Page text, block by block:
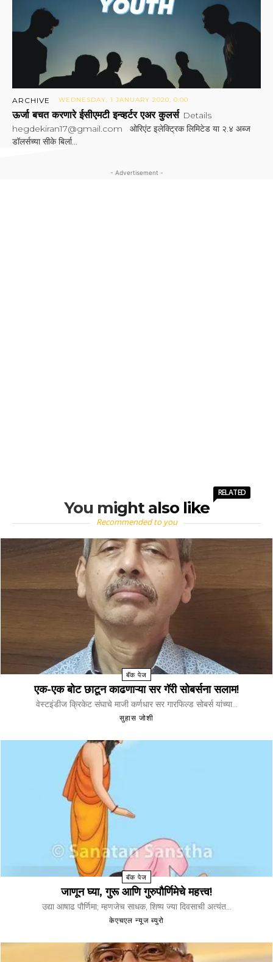
ARCHIVE WEDNESDAY, 1 JANUARY 2020, 0:00
ऊर्जा बचत करणारे ईसीएमटी इन्व्हर्टर एअर कुलर्स Details
hegdekiran17@gmail.com ओरिएंट इलेक्ट्रिक लिमिटेड या २.४ अब्ज
डॉलर्सच्या सीके बिर्ला...
- Advertisement -
You might also like
RELATED
Recommended to you
बॅक पेज
एक-एक बोट छाटून काढणाऱ्या सर गॅरी सोबर्सना सलाम!
वेस्टइंडीज क्रिकेट संघाचे माजी कर्णधार सर गारफिल्ड सोबर्स यांच्या...
सुहास जोशी
बॅक पेज
जाणून घ्या, गुरू आणि गुरुपौर्णिमेचे महत्त्व!
उद्या आषाढ पौर्णिमा; म्‍हणजेच साधक, शिष्‍य ज्‍या दिवसाची अत्‍यंत...
केएचएल न्यूज ब्युरो